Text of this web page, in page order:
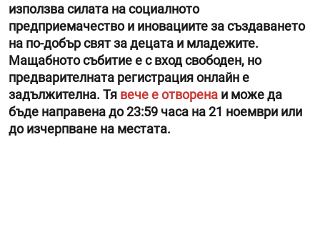
използва силата на социалното
предприемачество и иновациите за създаването
на по-добър свят за децата и младежите.
Мащабното събитие е с вход свободен, но
предварителната регистрация онлайн е
задължителна. Тя вече е отворена и може да
бъде направена до 23:59 часа на 21 ноември или
до изчерпване на местата.